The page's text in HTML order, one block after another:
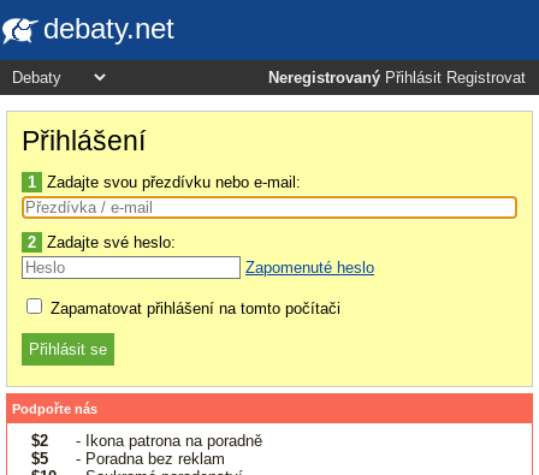
debaty.net
Neregistrovaný Přihlásit Registrovat
Přihlášení
1 Zadajte svou přezdívku nebo e-mail:
2 Zadajte své heslo:
Zapomenuté heslo
Zapamatovat přihlášení na tomto počítači
Podpořte nás
$2
- Ikona patrona na poradně
$5
- Poradna bez reklam